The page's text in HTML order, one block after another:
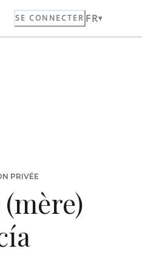
SE CONNECTER FR
PRIVÉE